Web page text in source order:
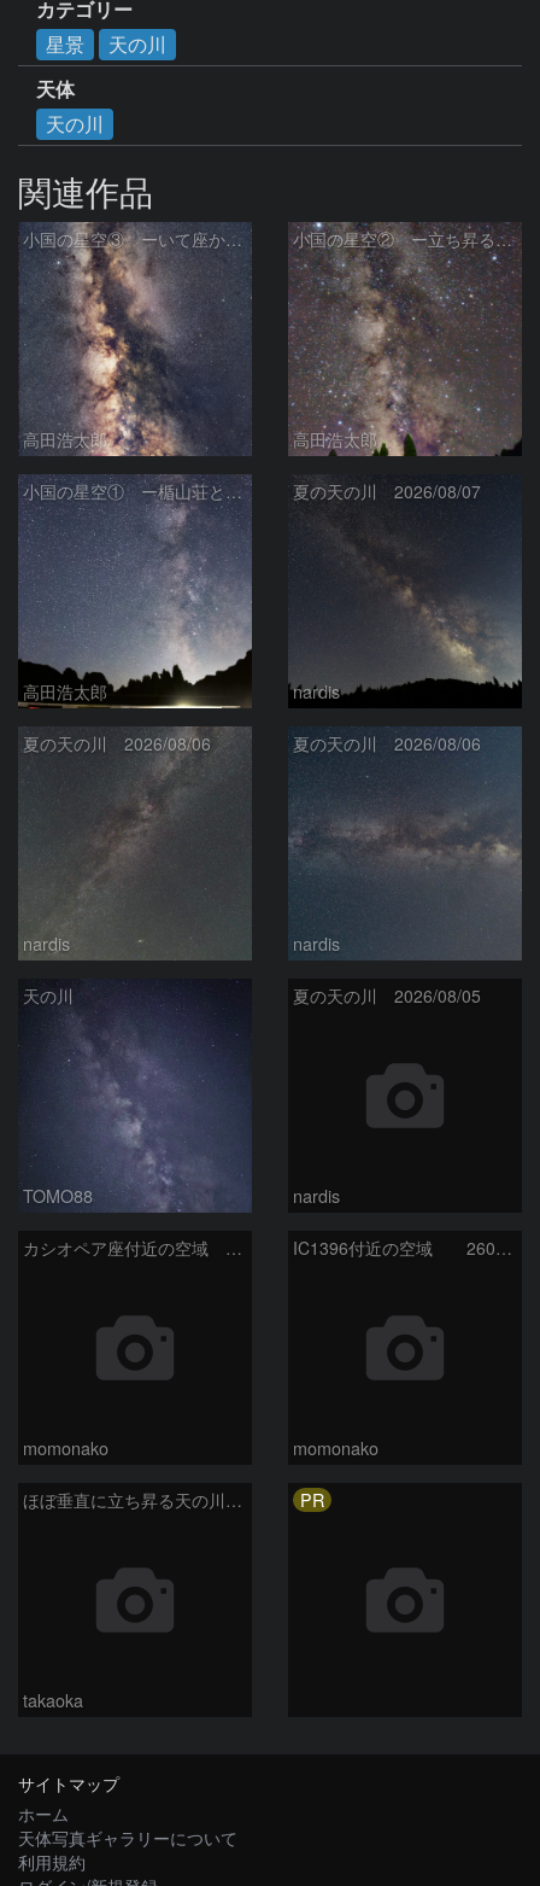
カテゴリー
星景
天の川
天体
天の川
関連作品
小国の星空③ ーいて座からわし座にかけての銀河ー
高田浩太郎
小国の星空② ー立ち昇る天の川ー
高田浩太郎
小国の星空① ー楯山荘と天の川ー
高田浩太郎
夏の天の川 2026/08/07
nardis
夏の天の川 2026/08/06
nardis
夏の天の川 2026/08/06
nardis
天の川
TOMO88
夏の天の川 2026/08/05
nardis
カシオペア座付近の空域 260720
momonako
IC1396付近の空域 260720
momonako
ほぼ垂直に立ち昇る天の川銀河
takaoka
PR
サイトマップ
ホーム
天体写真ギャラリーについて
利用規約